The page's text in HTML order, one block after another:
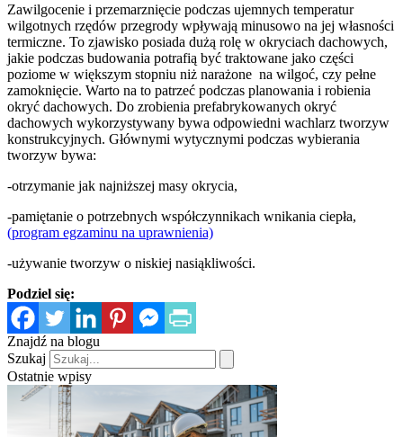
Zawilgocenie i przemarznięcie podczas ujemnych temperatur
wilgotnych rzędów przegrody wpływają minusowo na jej własności
termiczne. To zjawisko posiada dużą rolę w okryciach dachowych,
jakie podczas budowania potrafią być traktowane jako części
poziome w większym stopniu niż narażone na wilgoć, czy pełne
zamoknięcie. Warto na to patrzeć podczas planowania i robienia
okryć dachowych. Do zrobienia prefabrykowanych okryć
dachowych wykorzystywany bywa odpowiedni wachlarz tworzyw
konstrukcyjnych. Głównymi wytycznymi podczas wybierania
tworzyw bywa:
-otrzymanie jak najniższej masy okrycia,
-pamiętanie o potrzebnych współczynnikach wnikania ciepła,
(program egzaminu na uprawnienia)
-używanie tworzyw o niskiej nasiąkliwości.
Podziel się:
Znajdź na blogu
Szukaj
Ostatnie wpisy